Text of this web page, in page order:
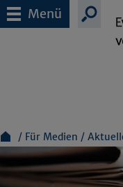
Menü
Für Medien